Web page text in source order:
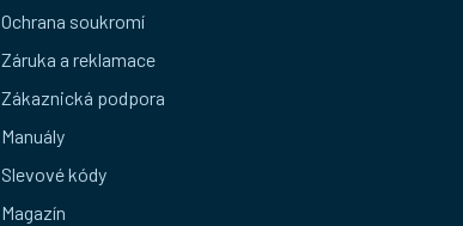
Ochrana soukromí
Záruka a reklamace
Zákaznická podpora
Manuály
Slevové kódy
Magazín